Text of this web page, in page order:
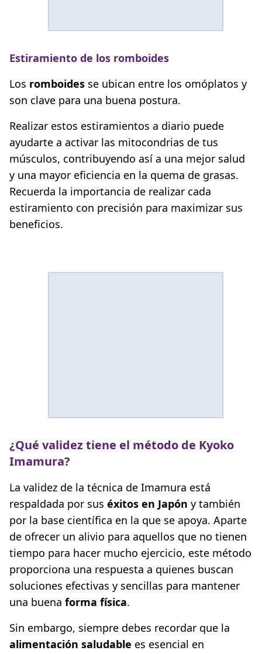
Estiramiento de los romboides
Los romboides se ubican entre los omóplatos y
son clave para una buena postura.
Realizar estos estiramientos a diario puede
ayudarte a activar las mitocondrias de tus
músculos, contribuyendo así a una mejor salud
y una mayor eficiencia en la quema de grasas.
Recuerda la importancia de realizar cada
estiramiento con precisión para maximizar sus
beneficios.
¿Qué validez tiene el método de Kyoko
Imamura?
La validez de la técnica de Imamura está
respaldada por sus éxitos en Japón y también
por la base científica en la que se apoya. Aparte
de ofrecer un alivio para aquellos que no tienen
tiempo para hacer mucho ejercicio, este método
proporciona una respuesta a quienes buscan
soluciones efectivas y sencillas para mantener
una buena forma física.
Sin embargo, siempre debes recordar que la
alimentación saludable es esencial en